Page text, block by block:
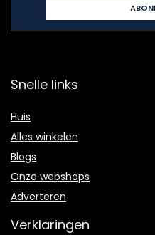
Snelle links
Huis
Alles winkelen
Blogs
Onze webshops
Adverteren
Verklaringen